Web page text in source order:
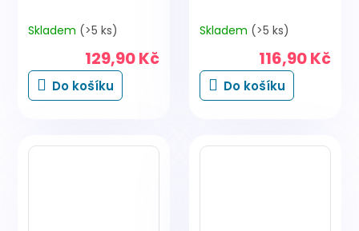
Skladem (>5 ks)
129,90 Kč
Do košíku
Skladem (>5 ks)
116,90 Kč
Do košíku